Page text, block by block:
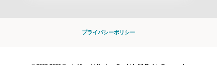
プライバシーポリシー